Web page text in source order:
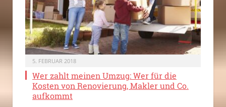
5. FEBRUAR 2018
Wer zahlt meinen Umzug: Wer für die
Kosten von Renovierung, Makler und Co.
aufkommt